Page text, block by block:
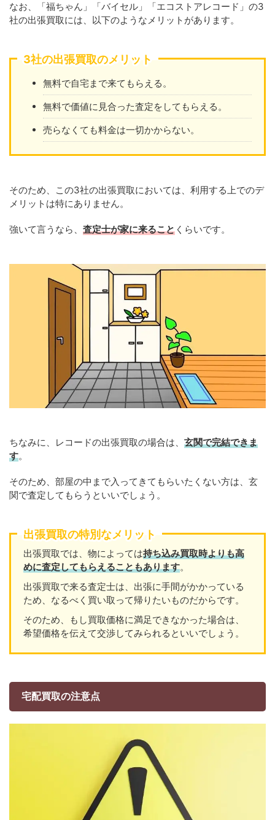
なお、「福ちゃん」「バイセル」「エコストアレコード」の3
社の出張買取には、以下のようなメリットがあります。
3社の出張買取のメリット
無料で自宅まで来てもらえる。
無料で価値に見合った査定をしてもらえる。
売らなくても料金は一切かからない。
そのため、この3社の出張買取においては、利用する上でのデ
メリットは特にありません。
強いて言うなら、 査定士が家に来ること くらいです。
ちなみに、レコードの出張買取の場合は、 玄関で完結できま
す。
そのため、部屋の中まで入ってきてもらいたくない方は、玄
関で査定してもらうといいでしょう。
出張買取の特別なメリット
出張買取では、物によっては持ち込み買取時よりも高
めに査定してもらえることもあります。
出張買取で来る査定士は、出張に手間がかかっている
ため、なるべく買い取って帰りたいものだからです。
そのため、もし買取価格に満足できなかった場合は、
希望価格を伝えて交渉してみられるといいでしょう。
宅配買取の注意点